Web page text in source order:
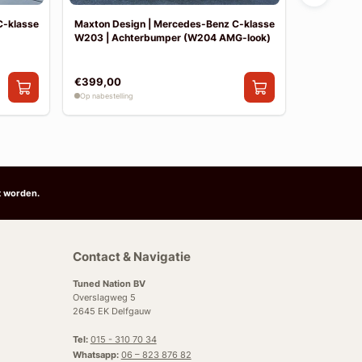
klasse
Maxton Design | Mercedes-Benz C-klasse
W203 | Achterbumper (W204 AMG-look)
€399,00
Op nabestelling
worden.
Contact & Navigatie
Tuned Nation BV
Overslagweg 5
2645 EK Delfgauw
Tel: 015 - 310 70 34
Whatsapp: 06 – 823 876 82